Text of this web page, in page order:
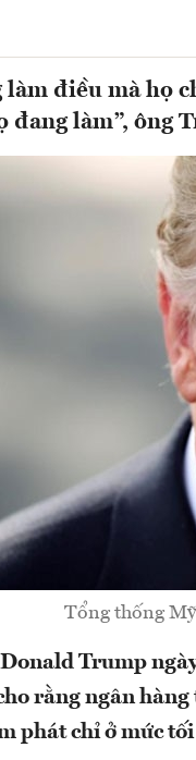
làm điều mà họ
đang làm”, ông
Tổng thống
Trump
rằng ngân
phát chỉ ở mức